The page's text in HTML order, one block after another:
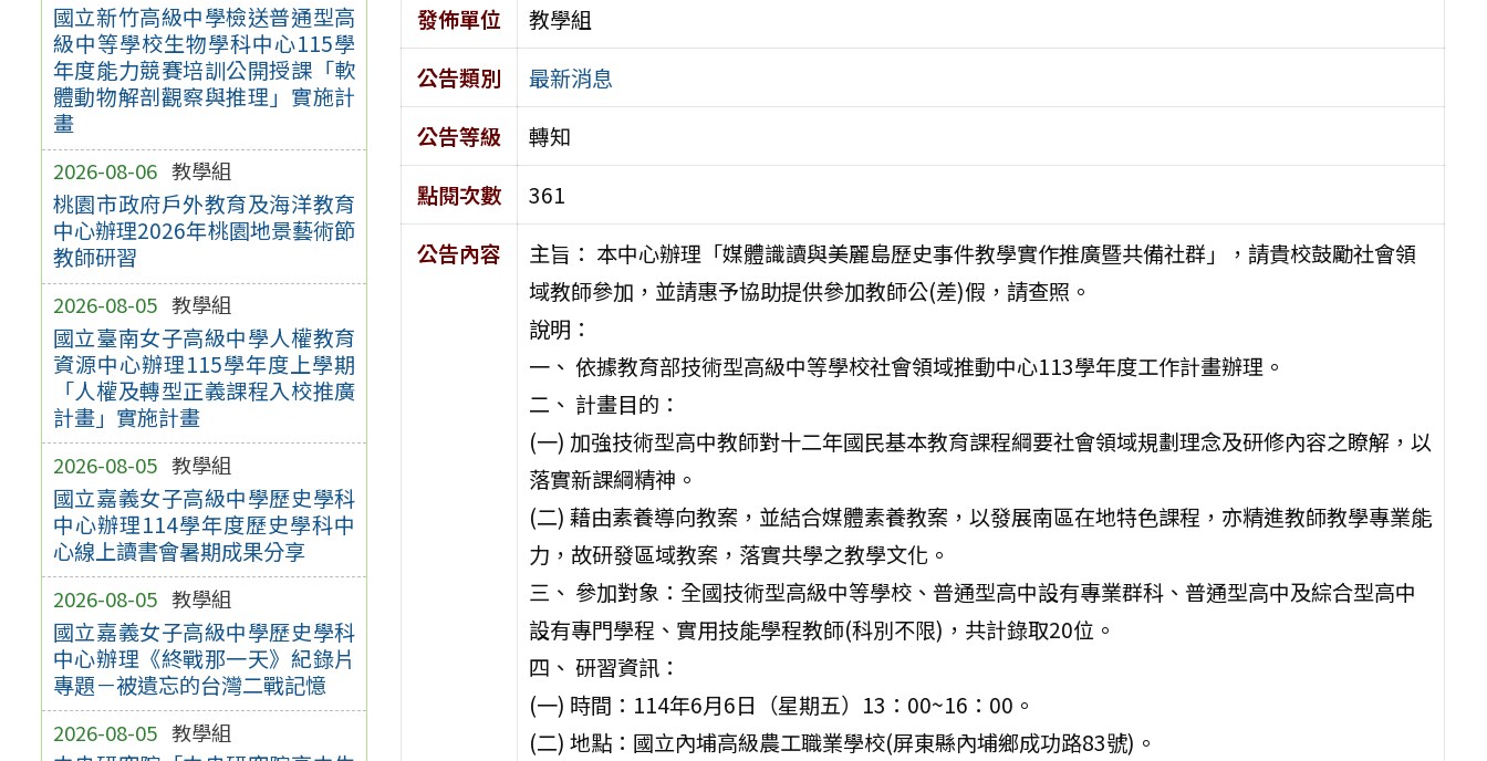
國立新竹高級中學檢送普通型高
級中等學校生物學科中心115學
年度能力競賽培訓公開授課「軟
體動物解剖觀察與推理」實施計
畫
2026-08-06 教學組
桃園市政府戶外教育及海洋教育
中心辦理2026年桃園地景藝術節
教師研習
2026-08-05 教學組
國立臺南女子高級中學人權教育
資源中心辦理115學年度上學期
「人權及轉型正義課程入校推廣
計畫」實施計畫
2026-08-05 教學組
國立嘉義女子高級中學歷史學科
中心辦理114學年度歷史學科中
心線上讀書會暑期成果分享
2026-08-05 教學組
國立嘉義女子高級中學歷史學科
中心辦理《終戰那一天》紀錄片
專題－被遺忘的台灣二戰記憶
2026-08-05 教學組
發佈單位
教學組
公告類別
最新消息
公告等級
轉知
點閱次數
361
公告內容
主旨： 本中心辦理「媒體識讀與美麗島歷史事件教學實作推廣暨共備社群」，請貴校鼓勵社會領
域教師參加，並請惠予協助提供參加教師公(差)假，請查照。
說明：
一、 依據教育部技術型高級中等學校社會領域推動中心113學年度工作計畫辦理。
二、 計畫目的：
(一) 加強技術型高中教師對十二年國民基本教育課程綱要社會領域規劃理念及研修內容之瞭解，以
落實新課綱精神。
(二) 藉由素養導向教案，並結合媒體素養教案，以發展南區在地特色課程，亦精進教師教學專業能
力，故研發區域教案，落實共學之教學文化。
三、 參加對象：全國技術型高級中等學校、普通型高中設有專業群科、普通型高中及綜合型高中
設有專門學程、實用技能學程教師(科別不限)，共計錄取20位。
四、 研習資訊：
(一) 時間：114年6月6日（星期五）13：00~16：00。
(二) 地點：國立內埔高級農工職業學校(屏東縣內埔鄉成功路83號)。